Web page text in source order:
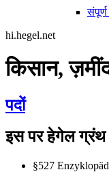
hi.hegel.net
किसान,
पदों
इस पर हेगेल ग्रंथ
§527